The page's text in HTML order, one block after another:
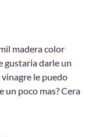
madera color
gustaria darle un
le puedo
poco mas? Cera